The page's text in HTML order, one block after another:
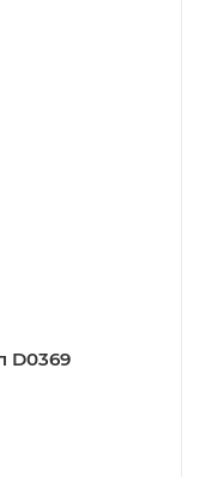
D0369